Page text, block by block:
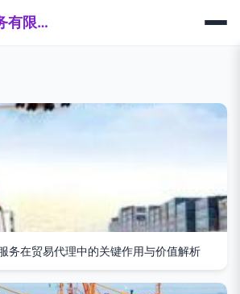
成都家驰电子商务有限公司
务在贸易代理中的关键作用与价值解析